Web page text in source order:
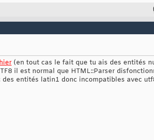
(en tout cas le fait que tu ais des entités
il est normal que HTML::Parser
entités latin1 donc incompatibles avec